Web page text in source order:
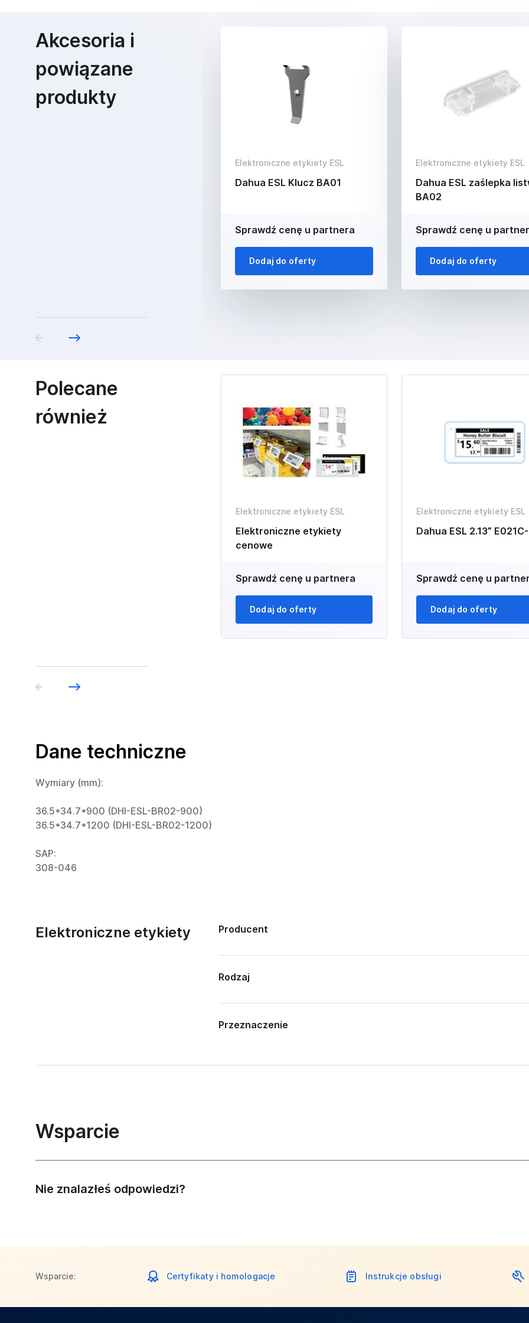
Akcesoria i
powiązane
produkty
Elektroniczne etykiety ESL
Dahua ESL Klucz BA01
Sprawdź cenę u partnera
Dodaj do oferty
Elektroniczne etykiety ESL
Dahua ESL zaślepka
BA02
Sprawdź cenę u
Dodaj do oferty
Polecane
również
Elektroniczne etykiety ESL
Elektroniczne etykiety
cenowe
Sprawdź cenę u partnera
Dodaj do oferty
Elektroniczne etykiety ESL
Dahua ESL 2.13”
Sprawdź cenę u
Dodaj do oferty
Dane techniczne
Wymiary (mm):
36.5*34.7*900 (DHI-ESL-BR02-900)
36.5*34.7*1200 (DHI-ESL-BR02-1200)
SAP:
308-046
Elektroniczne etykiety Producent
Rodzaj
Przeznaczenie
Wsparcie
Nie znalazłeś odpowiedzi?
Wsparcie: Certyfikaty i homologacje Instrukcje obsługi